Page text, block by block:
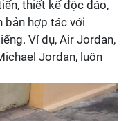
thiết kế độc đáo,
bản hợp tác với
Ví dụ, Air Jordan,
Jordan, luôn